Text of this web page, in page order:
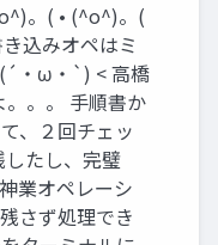
。( • (^o^)。(
込みオペはミ
・ω・`) < 高橋
。。。 手順書か
、２回チェッ
たし、完璧
業オペレーシ
さず処理でき